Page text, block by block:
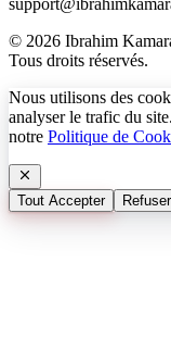
© 2026 Ibrahim
Tous droits réservés.
Nous utilisons des
analyser le trafic du
notre Politique de
Tout Accepter Refuser